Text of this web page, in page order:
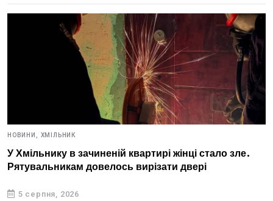
НОВИНИ, ХМІЛЬНИК
У Хмільнику в зачиненій квартирі жінці стало зле.
Рятувальникам довелось вирізати двері
5 серпня, 2026